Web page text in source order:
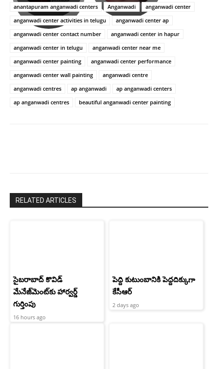
హీరోయిన్‏గా
శ్రీనిధి
శెట్టి.
ఉపాసన..
పాపం
రామ్
చరణ్
anantapuram anganwadi centers Anganwadi
anganwadi center
anganwadi center activities in telugu
anganwadi center ap
anganwadi center contact number
anganwadi center in hapur
anganwadi center in telugu
anganwadi center near me
anganwadi center painting
anganwadi center performance
anganwadi center wall painting
anganwadi centre
anganwadi centres
ap anganwadi
ap anganwadi centers
ap anganwadi centres
beautiful anganwadi center painting
RELATED ARTICLES
సైబరాబాద్‌ కొవిడ్‌
మేనేజ్‌మెంట్‌కు హార్వర్డ్‌
గుర్తింపు
16 hours ago
పెద్ది కుటుంబానికి పెద్దదిక్కుగా
కేసీఆర్
2 days ago